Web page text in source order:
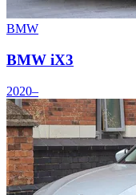
BMW
BMW iX3
2020–